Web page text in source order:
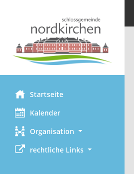
Startseite
Kalender
Organisation
rechtliche Links